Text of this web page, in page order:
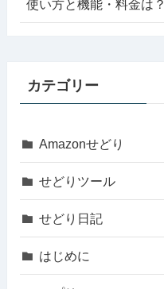
使い方と機能・料金は？
カテゴリー
Amazonせどり
せどりツール
せどり日記
はじめに